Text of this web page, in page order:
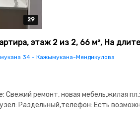
29
29
29
29
29
этаж 2 из 2, 66 м², На
34 - Кажымукана-Мендикулова
Свежий ремонт, новая мебель,жилая
Раздельный,телефон: Есть
ADSL,Полностью
Рядом охраняемая стоянка,Решетки